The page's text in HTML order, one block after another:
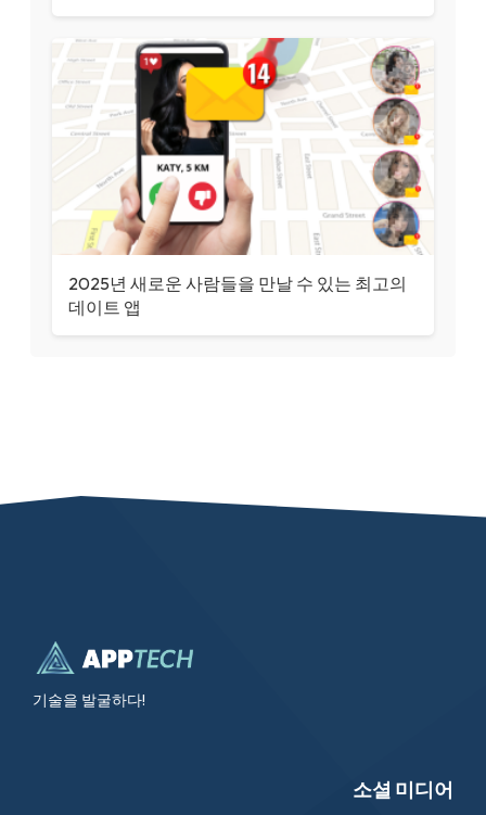
2025년 새로운 사람들을 만날 수 있는 최고의
데이트 앱
기술을 발굴하다!
소셜 미디어